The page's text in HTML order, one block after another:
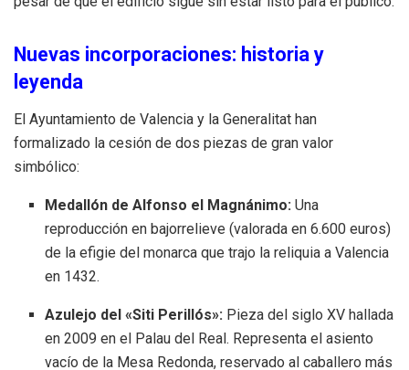
Nuevas incorporaciones: historia y
leyenda
El Ayuntamiento de Valencia y la Generalitat han
formalizado la cesión de dos piezas de gran valor
simbólico:
Medallón de Alfonso el Magnánimo: Una
reproducción en bajorrelieve (valorada en 6.600 euros)
de la efigie del monarca que trajo la reliquia a Valencia
en 1432.
Azulejo del «Siti Perillós»: Pieza del siglo XV hallada
en 2009 en el Palau del Real. Representa el asiento
vacío de la Mesa Redonda, reservado al caballero más